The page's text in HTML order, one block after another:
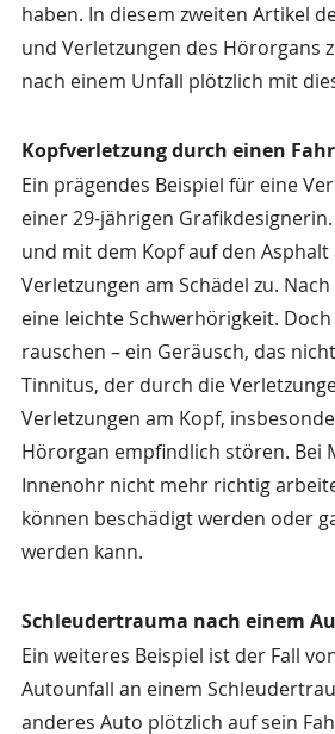
haben. In diesem zweiten Artikel
und Verletzungen des Hörorgans
nach einem Unfall plötzlich mit
Kopfverletzung durch einen
Ein prägendes Beispiel für eine
einer 29-jährigen
und mit dem Kopf auf den
Verletzungen am Schädel zu.
eine leichte Schwerhörigkeit.
rauschen – ein Geräusch, das
Tinnitus, der durch die
Verletzungen am Kopf,
Hörorgan empfindlich stören. Bei
Innenohr nicht mehr richtig
können beschädigt werden oder
werden kann.
Schleudertrauma nach einem
Ein weiteres Beispiel ist der Fall
Autounfall an einem
anderes Auto plötzlich auf sein